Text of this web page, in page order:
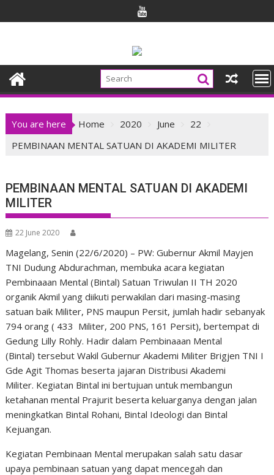
to
You are here Home 2020 June
22
PEMBINAAN MENTAL SATUAN DI AKADEMI MILITER
PEMBINAAN MENTAL SATUAN DI AKADEMI
MILITER
22 June 2020
Magelang, Senin (22/6/2020) – PW:Gubernur Akmil Mayjen
TNI Dudung Abdurachman, membuka acara kegiatan
Pembinaaan Mental (Bintal) Satuan Triwulan II TH 2020
organik Akmil yang diikuti perwakilan dari masing-masing
satuan baik Militer, PNS maupun Persit, jumlah hadir sebanyak
794 orang ( 433 Militer, 200 PNS, 161 Persit), bertempat di
Gedung Lilly Rohly. Hadir dalam Pembinaaan Mental
(Bintal)tersebut Wakil Gubernur Akademi Militer Brigjen TNI I
Gde Agit Thomas beserta jajaran Distribusi Akademi
Militer. Kegiatan Bintalini bertujuan untuk membangun
ketahanan mental Prajurit beserta keluarganya dengan jalan
meningkatkan Bintal Rohani, Bintal Ideologi dan Bintal
Kejuangan.
Kegiatan Pembinaan Mental merupakan salah satu dasar
upaya pembinaan satuan yang dapat mencegah dan